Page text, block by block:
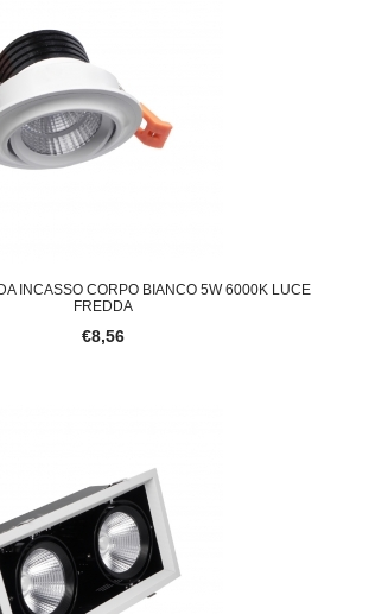
INCASSO CORPO BIANCO 5W 6000K LUCE
FREDDA
€8,56